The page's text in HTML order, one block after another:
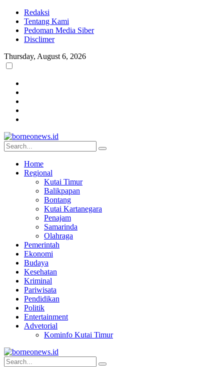
Redaksi
Tentang Kami
Pedoman Media Siber
Disclimer
Thursday, August 6, 2026
Home
Regional
Kutai Timur
Balikpapan
Bontang
Kutai Kartanegara
Penajam
Samarinda
Olahraga
Pemerintah
Ekonomi
Budaya
Kesehatan
Kriminal
Pariwisata
Pendidikan
Politik
Entertainment
Advetorial
Kominfo Kutai Timur